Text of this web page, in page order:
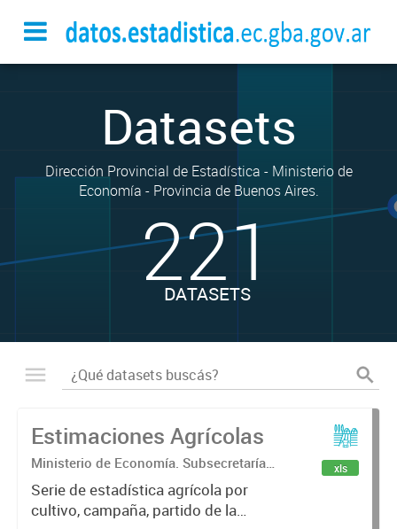
Datasets
Dirección Provincial de Estadística - Ministerio de
Economía - Provincia de Buenos Aires.
221
DATASETS
Estimaciones Agrícolas
Ministerio de Economía. Subsecretaría
de Coordinación Económica y
Estadística. Dirección Provincial de
Estadística.
Serie de estadística agrícola por
cultivo, campaña, partido de la
xls